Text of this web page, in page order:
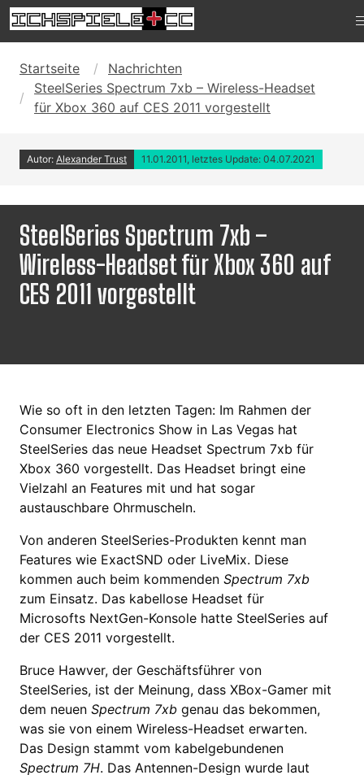
Startseite
Nachrichten
SteelSeries Spectrum 7xb – Wireless-Headset
für Xbox 360 auf CES 2011 vorgestellt
Autor: Alexander Trust 11.01.2011, letztes Update: 04.07.2021
SteelSeries Spectrum 7xb –
Wireless-Headset für Xbox 360 auf
CES 2011 vorgestellt
Wie so oft in den letzten Tagen: Im Rahmen der
Consumer Electronics Show in Las Vegas hat
SteelSeries das neue Headset Spectrum 7xb für
Xbox 360 vorgestellt. Das Headset bringt eine
Vielzahl an Features mit und hat sogar
austauschbare Ohrmuscheln.
Von anderen SteelSeries-Produkten kennt man
Features wie ExactSND oder LiveMix. Diese
kommen auch beim kommenden Spectrum 7xb
zum Einsatz. Das kabellose Headset für
Microsofts NextGen-Konsole hatte SteelSeries auf
der CES 2011 vorgestellt.
Bruce Hawver, der Geschäftsführer von
SteelSeries, ist der Meinung, dass XBox-Gamer mit
dem neuen Spectrum 7xb genau das bekommen,
was sie von einem Wireless-Headset erwarten.
Das Design stammt vom kabelgebundenen
Spectrum 7H. Das Antennen-Design wurde laut